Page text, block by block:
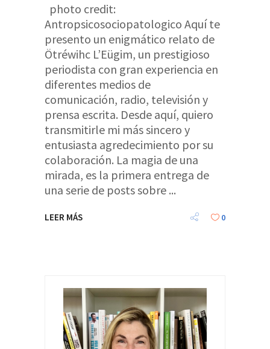
photo credit:
Antropsicosociopatologico Aquí te
presento un enigmático relato de
Ötréwihc L’Eügim, un prestigioso
periodista con gran experiencia en
diferentes medios de
comunicación, radio, televisión y
prensa escrita. Desde aquí, quiero
transmitirle mi más sincero y
entusiasta agredecimiento por su
colaboración. La magia de una
mirada, es la primera entrega de
una serie de posts sobre
LEER MÁS 0